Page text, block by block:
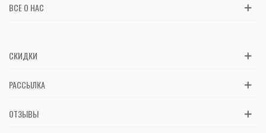
ВСЕ О НАС
СКИДКИ
РАССЫЛКА
ОТЗЫВЫ